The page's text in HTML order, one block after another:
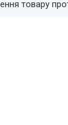
товару